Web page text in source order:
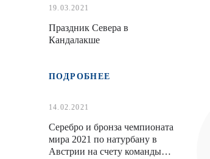
19.03.2021
Праздник Севера в
Кандалакше
ПОДРОБНЕЕ
14.02.2021
Серебро и бронза чемпионата
мира 2021 по натурбану в
Австрии на счету команды